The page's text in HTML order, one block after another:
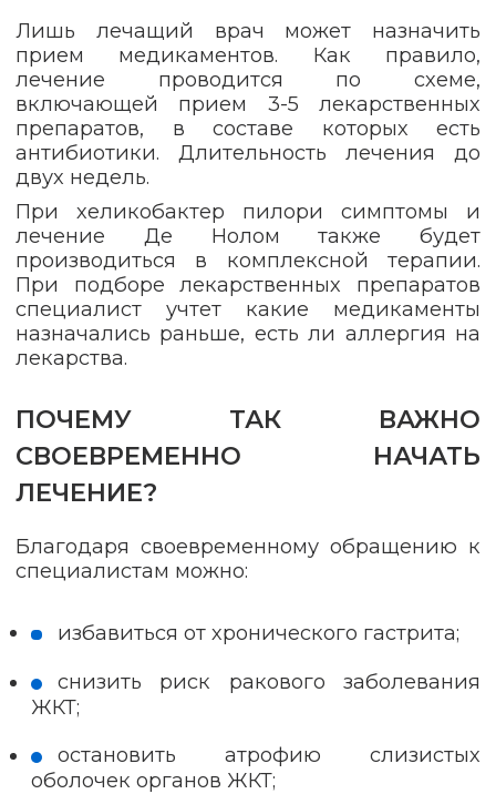
Лишь лечащий врач может назначить
прием медикаментов. Как правило,
лечение проводится по схеме,
включающей прием 3-5 лекарственных
препаратов, в составе которых есть
антибиотики. Длительность лечения до
двух недель.
При хеликобактер пилори симптомы и
лечение Де Нолом также будет
производиться в комплексной терапии.
При подборе лекарственных препаратов
специалист учтет какие медикаменты
назначались раньше, есть ли аллергия на
лекарства.
ПОЧЕМУ ТАК ВАЖНО
СВОЕВРЕМЕННО НАЧАТЬ
ЛЕЧЕНИЕ?
Благодаря своевременному обращению к
специалистам можно:
избавиться от хронического гастрита;
снизить риск ракового заболевания
ЖКТ;
остановить атрофию слизистых
оболочек органов ЖКТ;